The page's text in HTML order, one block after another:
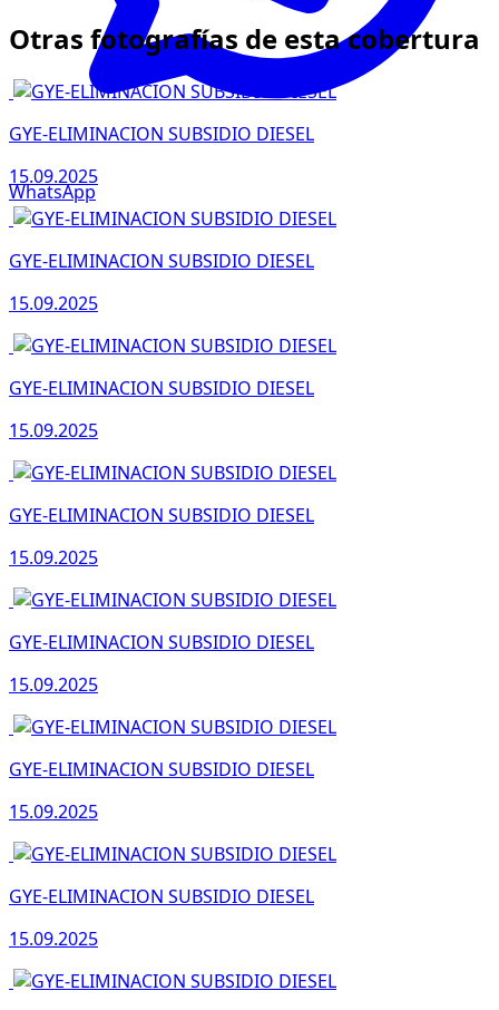
WhatsApp
Otras fotografías de esta cobertura
GYE-ELIMINACION SUBSIDIO DIESEL
15.09.2025
GYE-ELIMINACION SUBSIDIO DIESEL
15.09.2025
GYE-ELIMINACION SUBSIDIO DIESEL
15.09.2025
GYE-ELIMINACION SUBSIDIO DIESEL
15.09.2025
GYE-ELIMINACION SUBSIDIO DIESEL
15.09.2025
GYE-ELIMINACION SUBSIDIO DIESEL
15.09.2025
GYE-ELIMINACION SUBSIDIO DIESEL
15.09.2025